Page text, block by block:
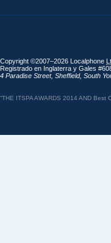
Copyright ©2007–2026 Localphone
Registrado en Inglaterra y Gales
4 Paradise Street, Sheffield, South
“THE ITSPA AWARDS 2014 AND